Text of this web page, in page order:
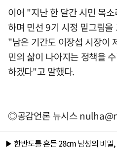
이어 "지난 한 달간 시민 목
하며 민선 9기 시정 밑그림
"남은 기간도 이장섭 시장이
민의 삶이 나아지는 정책을
하겠다"고 말했다.
◎공감언론 뉴시스